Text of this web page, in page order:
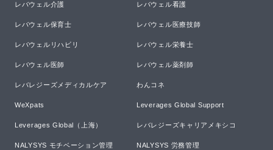
レバウェル介護 レバウェル看護
レバウェル保育士 レバウェル医療技師
レバウェルリハビリ レバウェル栄養士
レバウェル医師 レバウェル薬剤師
レバレジーズメディカルケア わんコネ
WeXpats Leverages Global Support
Leverages Global（上海） レバレジーズキャリアメキシコ
NALYSYS モチベーション管理 NALYSYS 労務管理